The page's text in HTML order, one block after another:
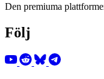
Den premiuma
Följ